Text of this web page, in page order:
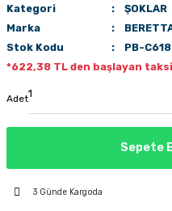
Kategori
ŞOKLAR
Marka
Stok Kodu
PB-
*622,38 TL den başlayan
Adet
Sepete
3 Günde Kargoda